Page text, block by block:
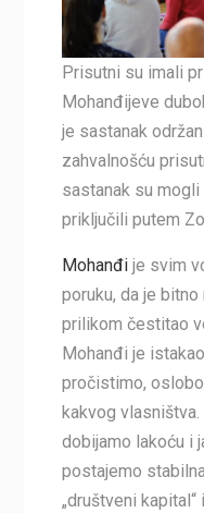
Prisutni su imali
Mohanđijeve
je sastanak
zahvalnošću
sastanak su
priključili putem
Mohanđije svim
poruku, da je
prilikom čestitao
Mohanđi je
pročistimo,
kakvog
dobijamo lakoću i
postajemo
„društveni